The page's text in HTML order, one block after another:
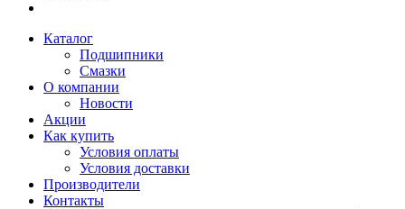
Каталог
Подшипники
Смазки
О компании
Новости
Акции
Как купить
Условия оплаты
Условия доставки
Производители
Контакты